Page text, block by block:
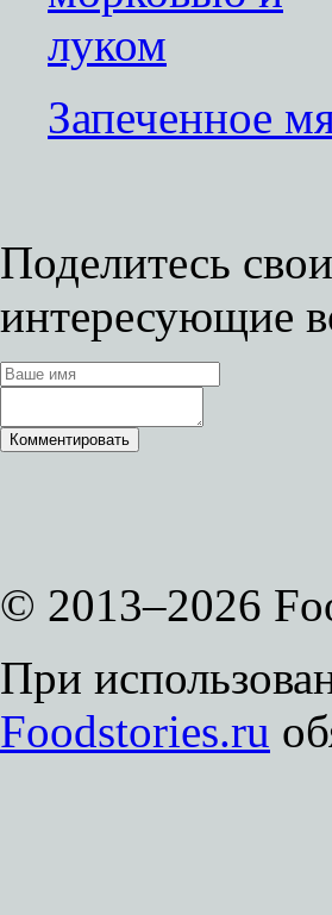
Запеченное
Поделитесь
интересующие
© 2013–2026
При
Foodstories.ru